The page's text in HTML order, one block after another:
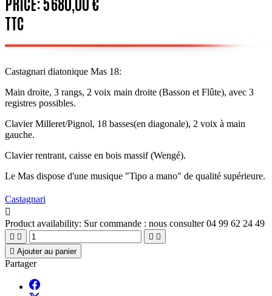
TTC
Castagnari diatonique Mas 18:
Main droite, 3 rangs, 2 voix main droite (Basson et Flûte), avec 3
registres possibles.
Clavier Milleret/Pignol, 18 basses(en diagonale), 2 voix à main
gauche.
Clavier rentrant, caisse en bois massif (Wengé).
Le Mas dispose d'une musique "Tipo a mano" de qualité supérieure.
Castagnari

Product availability: Sur commande : nous consulter 04 99 62 24 49
   
 Ajouter au panier
Partager